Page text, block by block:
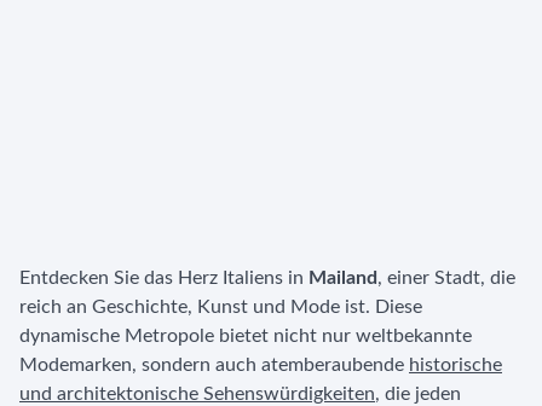
Entdecken Sie das Herz Italiens in Mailand , einer Stadt, die
reich an Geschichte, Kunst und Mode ist. Diese
dynamische Metropole bietet nicht nur weltbekannte
Modemarken, sondern auch atemberaubende historische
und architektonische Sehenswürdigkeiten, die jeden